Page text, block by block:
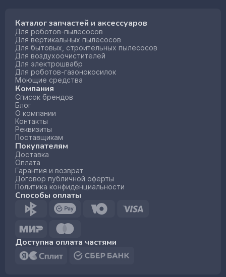
Каталог запчастей и аксессуаров
Для роботов-пылесосов
Для вертикальных пылесосов
Для бытовых, строительных пылесосов
Для воздухоочистителей
Для электрошвабр
Для роботов-газонокосилок
Моющие средства
Компания
Список брендов
Блог
О компании
Контакты
Реквизиты
Поставщикам
Покупателям
Доставка
Оплата
Гарантия и возврат
Договор публичной оферты
Политика конфиденциальности
Способы оплаты
Доступна оплата частями